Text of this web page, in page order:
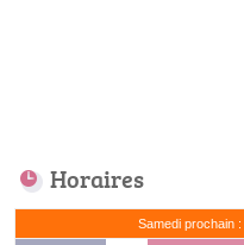
Horaires
Samedi prochain :